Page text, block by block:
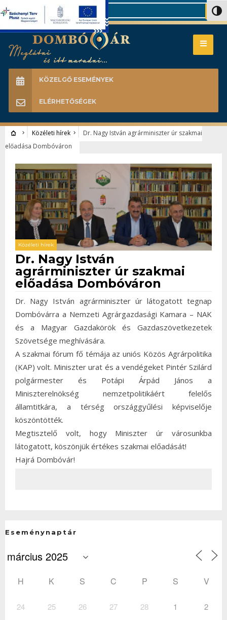
Search
KÖZELGŐ ESEMÉNYEK
ELÉRHETŐSÉGEK
Közéleti hírek
Dr. Nagy István agrárminiszter úr szakmai
előadása Dombóváron
Közéleti hírek
Dr. Nagy István
agrárminiszter úr szakmai
előadása Dombóváron
Dr. Nagy István agrárminiszter úr látogatott tegnap
Dombóvárra a Nemzeti Agrárgazdasági Kamara – NAK
és a Magyar Gazdakörök és Gazdaszövetkezetek
Szövetsége meghívására.
A szakmai fórum fő témája az uniós Közös Agrárpolitika
(KAP) volt. Miniszter urat és a vendégeket Pintér Szilárd
polgármester és Potápi Árpád János a
Miniszterelnökség nemzetpolitikáért felelős
államtitkára, a térség országgyűlési képviselője
köszöntötték.
Megtisztelő volt, hogy Miniszter úr városunkba
látogatott, köszönjük értékes szakmai előadását!
Hajrá Dombóvár!
Eseménynaptár
H K S C P S V
24 25 26 27 28 1 2